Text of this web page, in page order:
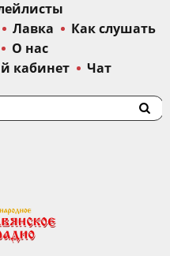
Лавка
Как слушать
О нас
кабинет Чат